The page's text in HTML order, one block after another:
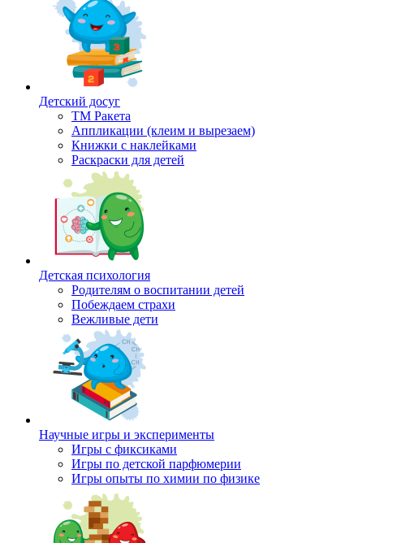
Детский досуг
ТМ Ракета
Аппликации (клеим и вырезаем)
Книжки с наклейками
Раскраски для детей
Детская психология
Родителям о воспитании детей
Побеждаем страхи
Вежливые дети
Научные игры и эксперименты
Игры с фиксиками
Игры по детской парфюмерии
Игры опыты по химии по физике